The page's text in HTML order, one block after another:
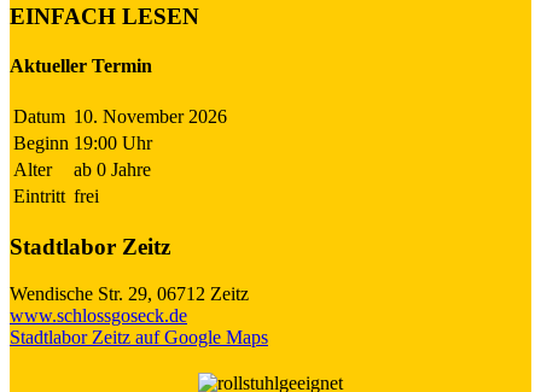
EINFACH LESEN
Aktueller Termin
Datum 10. November 2026
Beginn 19:00 Uhr
Alter
ab 0 Jahre
Eintritt frei
Stadtlabor Zeitz
Wendische Str. 29, 06712 Zeitz
www.schlossgoseck.de
Stadtlabor Zeitz auf Google Maps